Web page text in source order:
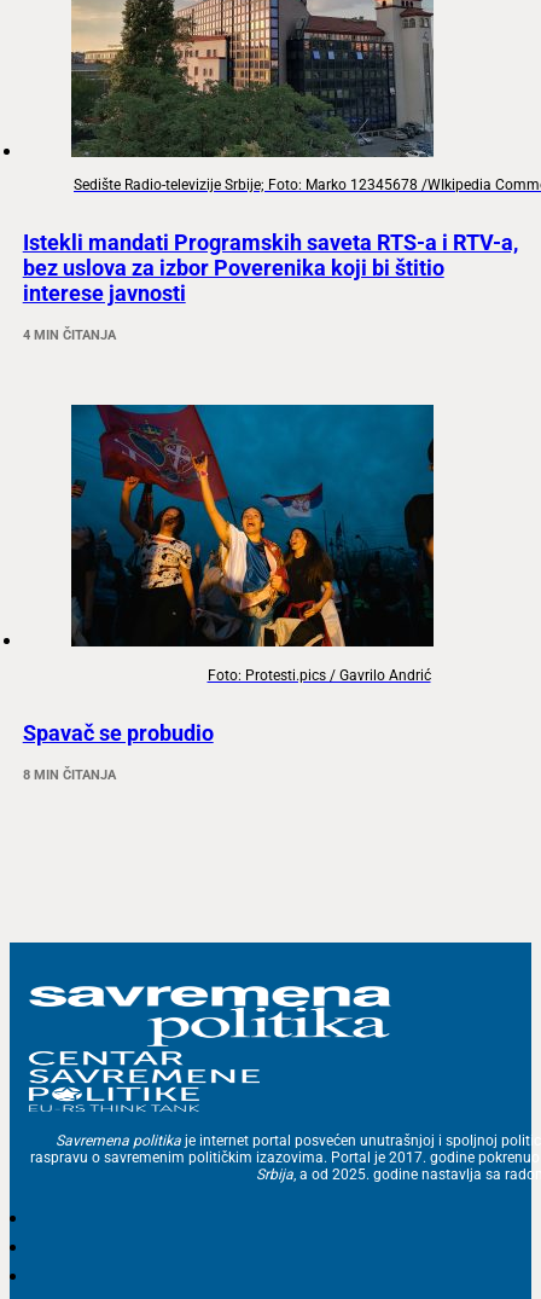
Sedište Radio-televizije Srbije; Foto: Marko 12345678 /WIkipedia
Istekli mandati Programskih saveta RTS-a i RTV-a,
bez uslova za izbor Poverenika koji bi štitio
interese javnosti
4 MIN ČITANJA
Foto: Protesti.pics / Gavrilo Andrić
Spavač se probudio
8 MIN ČITANJA
Savremena politika je internet portal posvećen unutrašnjoj i spoljnoj
raspravu o savremenim političkim izazovima. Portal je 2017. godine
Srbija , a od 2025. godine nastavlja sa